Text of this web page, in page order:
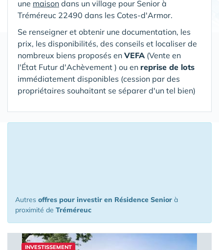
une maison dans un village pour Senior à
Tréméreuc 22490 dans les Cotes-d'Armor.
Se renseigner et obtenir une documentation, les
prix, les disponibilités, des conseils et localiser de
nombreux biens proposés en VEFA (Vente en
l'État Futur d'Achèvement ) ou en reprise de lots
immédiatement disponibles (cession par des
propriétaires souhaitant se séparer d'un tel bien)
Autres offres pour investir en Résidence Senior à
proximité de Tréméreuc
INVESTISSEMENT